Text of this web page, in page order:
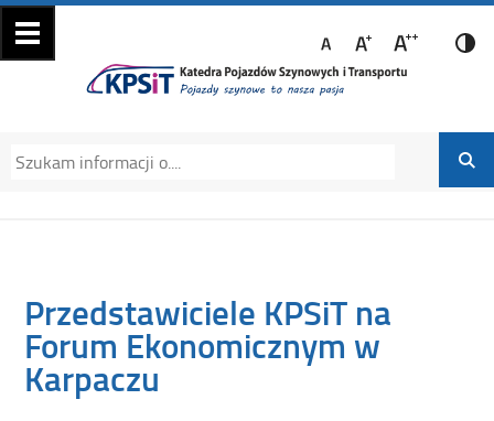
Katedra Pojazdów
Szynowych i
Transportu
Katedra Pojazdów Szynowych i Transportu
Politechniki Krakowskiej na Wydziale
Mechanicznym
Przedstawiciele KPSiT na
Forum Ekonomicznym w
Karpaczu